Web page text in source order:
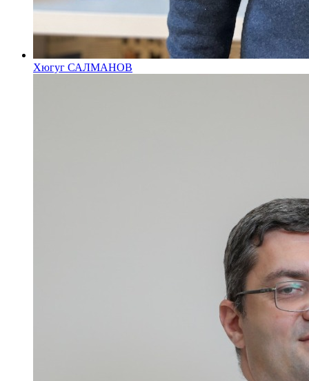
Хюгуг САЛМАНОВ